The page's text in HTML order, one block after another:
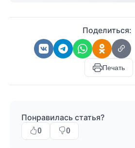
Поделиться:
Печать
Понравилась статья?
0 0